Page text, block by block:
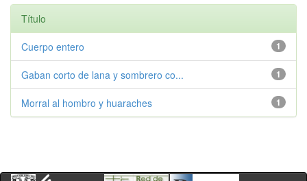
Título
1
Cuerpo entero
1
Gaban corto de lana y sombrero co...
1
Morral al hombro y huaraches